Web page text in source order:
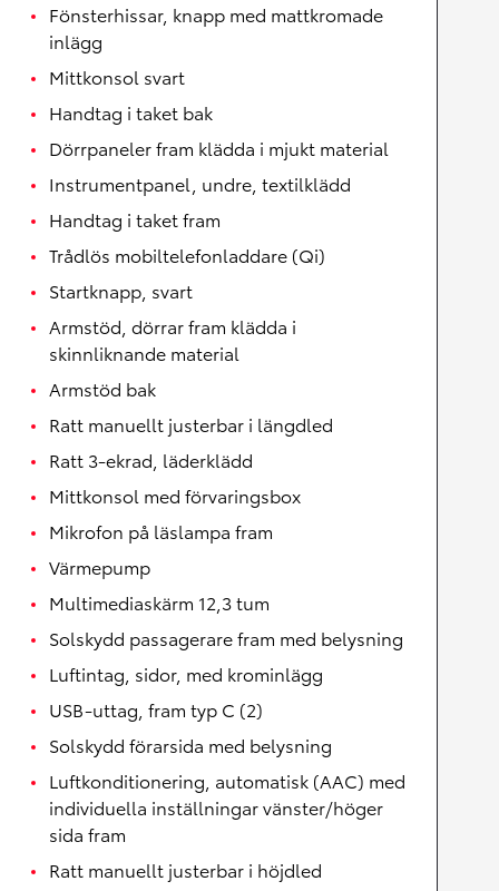
Fönsterhissar, knapp med mattkromade
inlägg
Mittkonsol svart
Handtag i taket bak
Dörrpaneler fram klädda i mjukt material
Instrumentpanel, undre, textilklädd
Handtag i taket fram
Trådlös mobiltelefonladdare (Qi)
Startknapp, svart
Armstöd, dörrar fram klädda i
skinnliknande material
Armstöd bak
Ratt manuellt justerbar i längdled
Ratt 3-ekrad, läderklädd
Mittkonsol med förvaringsbox
Mikrofon på läslampa fram
Värmepump
Multimediaskärm 12,3 tum
Solskydd passagerare fram med belysning
Luftintag, sidor, med krominlägg
USB-uttag, fram typ C (2)
Solskydd förarsida med belysning
Luftkonditionering, automatisk (AAC) med
individuella inställningar vänster/höger
sida fram
Ratt manuellt justerbar i höjdled